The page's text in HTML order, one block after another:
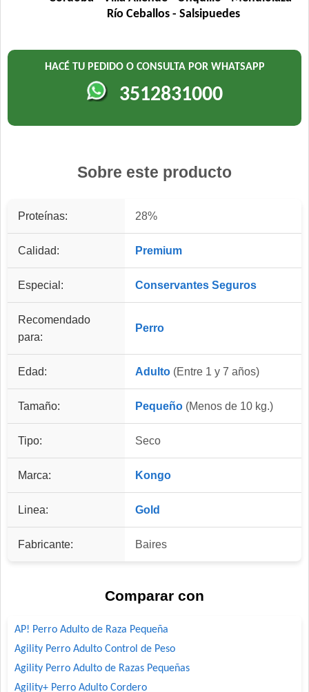
Río Ceballos - Salsipuedes
HACÉ TU PEDIDO O CONSULTA POR WHATSAPP
3512831000
Sobre este producto
Proteínas: 28%
Calidad: Premium
Especial: Conservantes Seguros
Recomendado
para:
Perro
Edad: Adulto (Entre 1 y 7 años)
Tamaño: Pequeño (Menos de 10 kg.)
Tipo: Seco
Marca: Kongo
Linea: Gold
Fabricante: Baires
Comparar con
AP! Perro Adulto de Raza Pequeña
Agility Perro Adulto Control de Peso
Agility Perro Adulto de Razas Pequeñas
Agility+ Perro Adulto Cordero